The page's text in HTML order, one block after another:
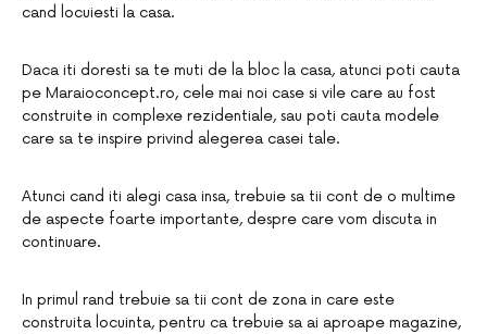
cand locuiesti la casa.
Daca iti doresti sa te muti de la bloc la casa, atunci poti cauta
pe Maraioconcept.ro, cele mai noi case si vile care au fost
construite in complexe rezidentiale, sau poti cauta modele
care sa te inspire privind alegerea casei tale.
Atunci cand iti alegi casa insa, trebuie sa tii cont de o multime
de aspecte foarte importante, despre care vom discuta in
continuare.
In primul rand trebuie sa tii cont de zona in care este
construita locuinta, pentru ca trebuie sa ai aproape magazine,